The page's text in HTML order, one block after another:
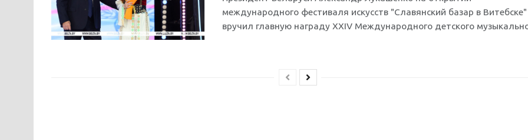
международного фестиваля искусств "Славянский базар в Витебске"
вручил главную награду XXIV Международного детского